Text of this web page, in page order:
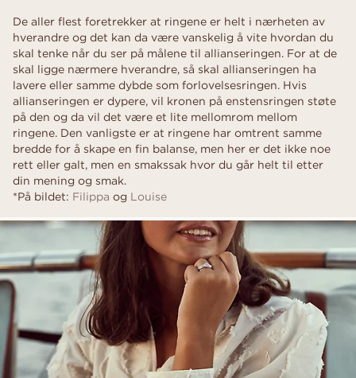
De aller flest foretrekker at ringene er helt i nærheten av
hverandre og det kan da være vanskelig å vite hvordan du
skal tenke når du ser på målene til allianseringen. For at de
skal ligge nærmere hverandre, så skal allianseringen ha
lavere eller samme dybde som forlovelsesringen. Hvis
allianseringen er dypere, vil kronen på enstensringen støte
på den og da vil det være et lite mellomrom mellom
ringene. Den vanligste er at ringene har omtrent samme
bredde for å skape en fin balanse, men her er det ikke noe
rett eller galt, men en smakssak hvor du går helt til etter
din mening og smak.
*På bildet: Filippa og Louise